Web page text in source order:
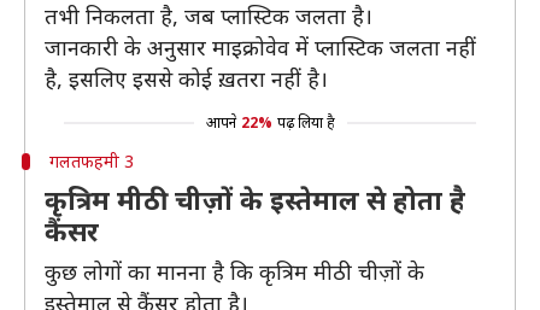
तभी निकलता है, जब प्लास्टिक जलता है।
जानकारी के अनुसार माइक्रोवेव में प्लास्टिक जलता नहीं
है, इसलिए इससे कोई ख़तरा नहीं है।
आपने 22% पढ़ लिया है
गलतफहमी 3
कृत्रिम मीठी चीज़ों के इस्तेमाल से होता है
कैंसर
कुछ लोगों का मानना है कि कृत्रिम मीठी चीज़ों के
इस्तेमाल से कैंसर होता है।